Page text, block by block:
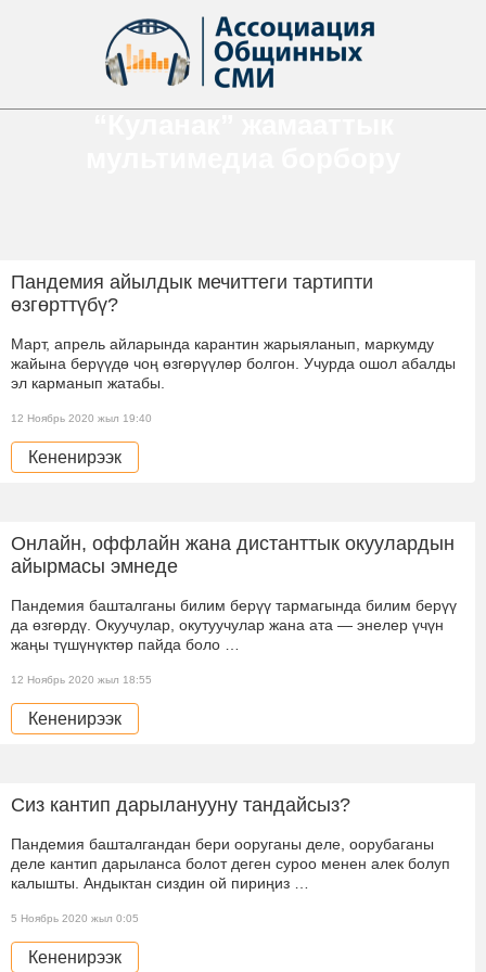
Пандемия айылдык мечиттеги тартипти
өзгөрттүбү?
Март, апрель айларында карантин жарыяланып, маркумду
жайына берүүдө чоң өзгөрүүлөр болгон. Учурда ошол абалды
эл карманып жатабы.
12 Ноябрь 2020 жыл 19:40
Кененирээк
Онлайн, оффлайн жана дистанттык окуулардын
айырмасы эмнеде
Пандемия башталганы билим берүү тармагында билим берүү
да өзгөрдү. Окуучулар, окутуучулар жана ата — энелер үчүн
жаңы түшүнүктөр пайда боло …
12 Ноябрь 2020 жыл 18:55
Кененирээк
Сиз кантип дарыланууну тандайсыз?
Пандемия башталгандан бери ооруганы деле, оорубаганы
деле кантип дарыланса болот деген суроо менен алек болуп
калышты. Андыктан сиздин ой пириңиз …
5 Ноябрь 2020 жыл 0:05
Кененирээк